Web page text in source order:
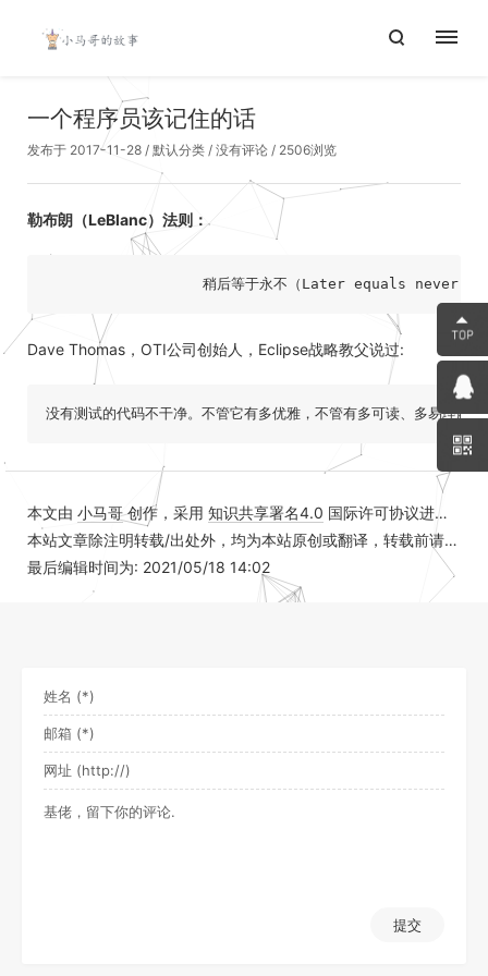
一个程序员该记住的话
发布于 2017-11-28 / 默认分类 / 没有评论 / 2506浏览
勒布朗（LeBlanc）法则：
Dave Thomas，OTI公司创始人，Eclipse战略教父说过:
本文由 小马哥创作，采用 知识共享署名4.0 国际许可协议进行许可
本站文章除注明转载/出处外，均为本站原创或翻译，转载前请务必署名
最后编辑时间为: 2021/05/18 14:02
提交